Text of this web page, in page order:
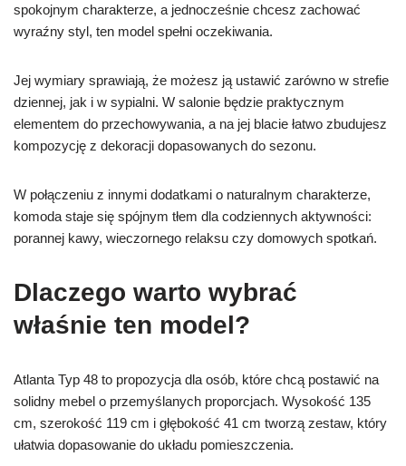
spokojnym charakterze, a jednocześnie chcesz zachować
wyraźny styl, ten model spełni oczekiwania.
Jej wymiary sprawiają, że możesz ją ustawić zarówno w strefie
dziennej, jak i w sypialni. W salonie będzie praktycznym
elementem do przechowywania, a na jej blacie łatwo zbudujesz
kompozycję z dekoracji dopasowanych do sezonu.
W połączeniu z innymi dodatkami o naturalnym charakterze,
komoda staje się spójnym tłem dla codziennych aktywności:
porannej kawy, wieczornego relaksu czy domowych spotkań.
Dlaczego warto wybrać
właśnie ten model?
Atlanta Typ 48 to propozycja dla osób, które chcą postawić na
solidny mebel o przemyślanych proporcjach. Wysokość 135
cm, szerokość 119 cm i głębokość 41 cm tworzą zestaw, który
ułatwia dopasowanie do układu pomieszczenia.